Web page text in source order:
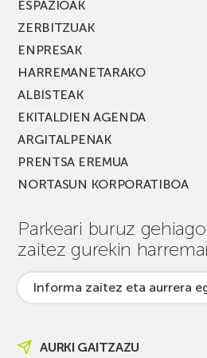
ESPAZIOAK
ZERBITZUAK
ENPRESAK
HARREMANETARAKO
ALBISTEAK
EKITALDIEN AGENDA
ARGITALPENAK
PRENTSA EREMUA
NORTASUN KORPORATIBOA
Parkeari buruz
zaitez gurekin
Informa zaitez eta aurrera
AURKI GAITZAZU